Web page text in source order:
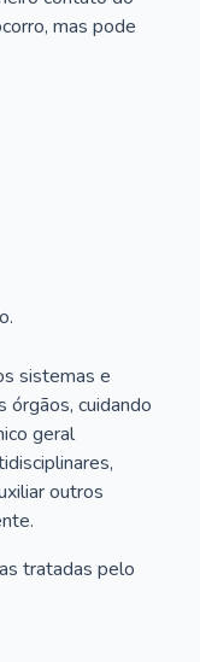
mas pode
sistemas e
órgãos, cuidando
geral
outros
tratadas pelo